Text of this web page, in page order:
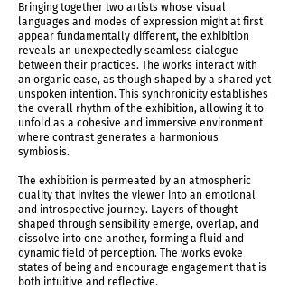
exposition shot
Bringing together two artists whose visual
languages and modes of expression might at first
appear fundamentally different, the exhibition
reveals an unexpectedly seamless dialogue
between their practices. The works interact with
an organic ease, as though shaped by a shared yet
unspoken intention. This synchronicity establishes
the overall rhythm of the exhibition, allowing it to
unfold as a cohesive and immersive environment
where contrast generates a harmonious
symbiosis.
The exhibition is permeated by an atmospheric
quality that invites the viewer into an emotional
and introspective journey. Layers of thought
shaped through sensibility emerge, overlap, and
dissolve into one another, forming a fluid and
dynamic field of perception. The works evoke
states of being and encourage engagement that is
both intuitive and reflective.